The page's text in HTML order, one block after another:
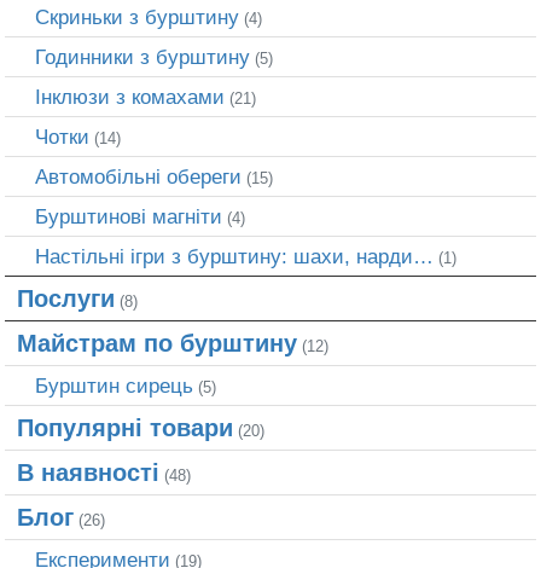
Скриньки з бурштину (4)
Годинники з бурштину (5)
Інклюзи з комахами (21)
Чотки (14)
Автомобільні обереги (15)
Бурштинові магніти (4)
Настільні ігри з бурштину: шахи, нарди… (1)
Послуги (8)
Майстрам по бурштину (12)
Бурштин сирець (5)
Популярні товари (20)
В наявності (48)
Блог (26)
Експерименти (19)